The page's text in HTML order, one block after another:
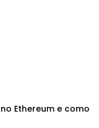
Ethereum e como